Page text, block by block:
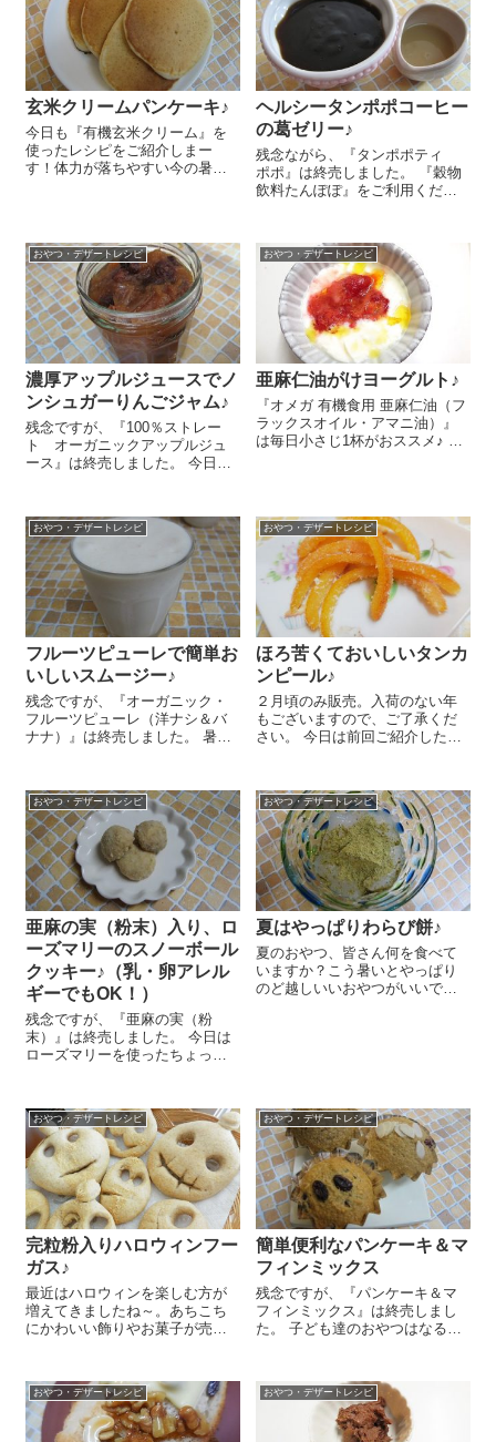
玄米クリームパンケーキ♪
今日も『有機玄米クリーム』を
使ったレシピをご紹介しまー
す！体力が落ちやすい今の暑い
単です＼(^o^)／ 『有機玄米クリ
ー...
ヘルシータンポポコーヒー
の葛ゼリー♪
残念ながら、『タンポポティ
ポポ』は終売しました。 『穀物
飲料たんぽぽ』をご利用くださ
を使ったおやつがおススメ♪今日
は体にいい野草、タンポポの根
のエキスを使った『タンポポ
テ...
おやつ・デザートレシピ
濃厚アップルジュースでノ
ンシュガーりんごジャム♪
残念ですが、『100％ストレー
ト オーガニックアップルジュ
ース』は終売しました。 今日は
まーす＼(^o^)／ ノンシュガーの
秘密は濃厚で甘くておいしい
『100％スト...
おやつ・デザートレシピ
亜麻仁油がけヨーグルト♪
『オメガ 有機食用 亜麻仁油（フ
ラックスオイル・アマニ油）』
は毎日小さじ1杯がおススメ♪ 今
ます。いち...
おやつ・デザートレシピ
フルーツピューレで簡単お
いしいスムージー♪
残念ですが、『オーガニック・
フルーツピューレ（洋ナシ＆バ
ナナ）』は終売しました。 暑い
ぇ。今日は先日も紹介したフル
ーツピューレを使って簡単にで
きるスムージーのレシピをご...
おやつ・デザートレシピ
ほろ苦くておいしいタンカ
ンピール♪
２月頃のみ販売。入荷のない年
もございますので、ご了承くだ
さい。 今日は前回ご紹介した
シピをご紹介しまーす 『自然栽
培 奄美大島産 タンカン』は6
等分に切って皮を...
おやつ・デザートレシピ
亜麻の実（粉末）入り、ロ
ーズマリーのスノーボール
クッキー♪（乳・卵アレル
ギーでもOK！）
残念ですが、『亜麻の実（粉
末）』は終売しました。 今日は
ローズマリーを使ったちょっと
☆ くるみ 50gは包丁で刻んで
おきます。ボールに薄力粉
70g、『亜麻...
おやつ・デザートレシピ
夏はやっぱりわらび餅♪
夏のおやつ、皆さん何を食べて
いますか？こう暑いとやっぱり
のど越しいいおやつがいいです
おやつ・デザートレシピ
完粒粉入りハロウィンフー
ガス♪
最近はハロウィンを楽しむ方が
増えてきましたね～。あちこち
にかわいい飾りやお菓子が売っ
パン、ハロウィンフーガスのレ
シピをご紹介しま～す😉 簡単な
のでお子さんと一緒に楽しんで
みて下さい～♪...
おやつ・デザートレシピ
簡単便利なパンケーキ＆マ
フィンミックス
残念ですが、『パンケーキ＆マ
フィンミックス』は終売しまし
た。 子ども達のおやつはなるべ
ったり疲れていたりするとなか
なか…"(-""-)" ちなみに今日は生
おやつ・デザートレシピ おやつ・デザートレシピ